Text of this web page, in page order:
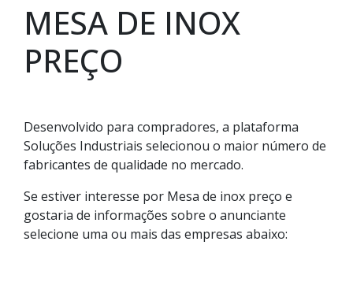
MESA DE INOX
PREÇO
Desenvolvido para compradores, a plataforma
Soluções Industriais selecionou o maior número de
fabricantes de qualidade no mercado.
Se estiver interesse por Mesa de inox preço e
gostaria de informações sobre o anunciante
selecione uma ou mais das empresas abaixo: